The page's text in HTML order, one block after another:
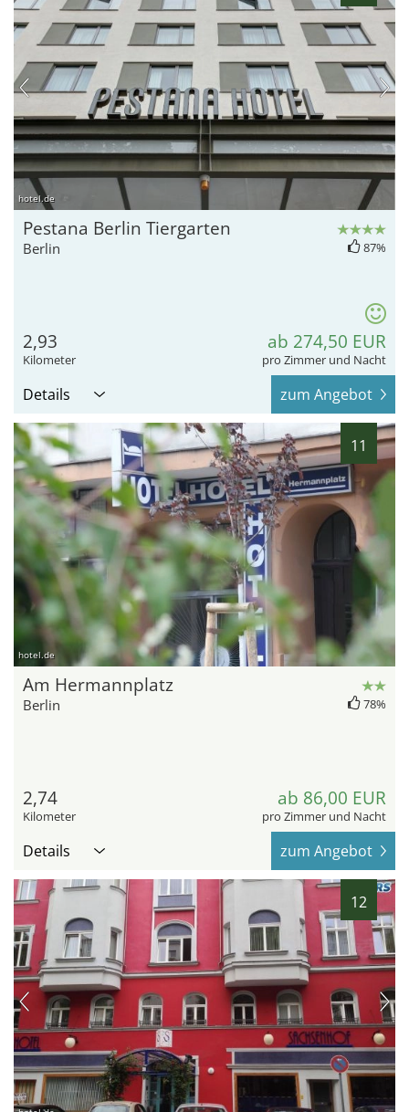
hotel.de
Pestana Berlin Tiergarten
Berlin 87%
2,93
Kilometer
ab 274,50 EUR
pro Zimmer und Nacht
Details zum Angebot
11
hotel.de
Am Hermannplatz
Berlin 78%
2,74
Kilometer
ab 86,00 EUR
pro Zimmer und Nacht
Details zum Angebot
12